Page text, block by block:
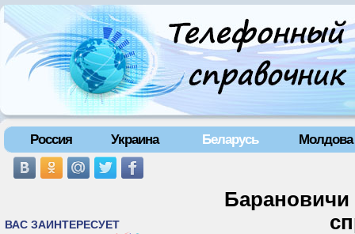
Россия Украина Беларусь Молдова
Барановичи